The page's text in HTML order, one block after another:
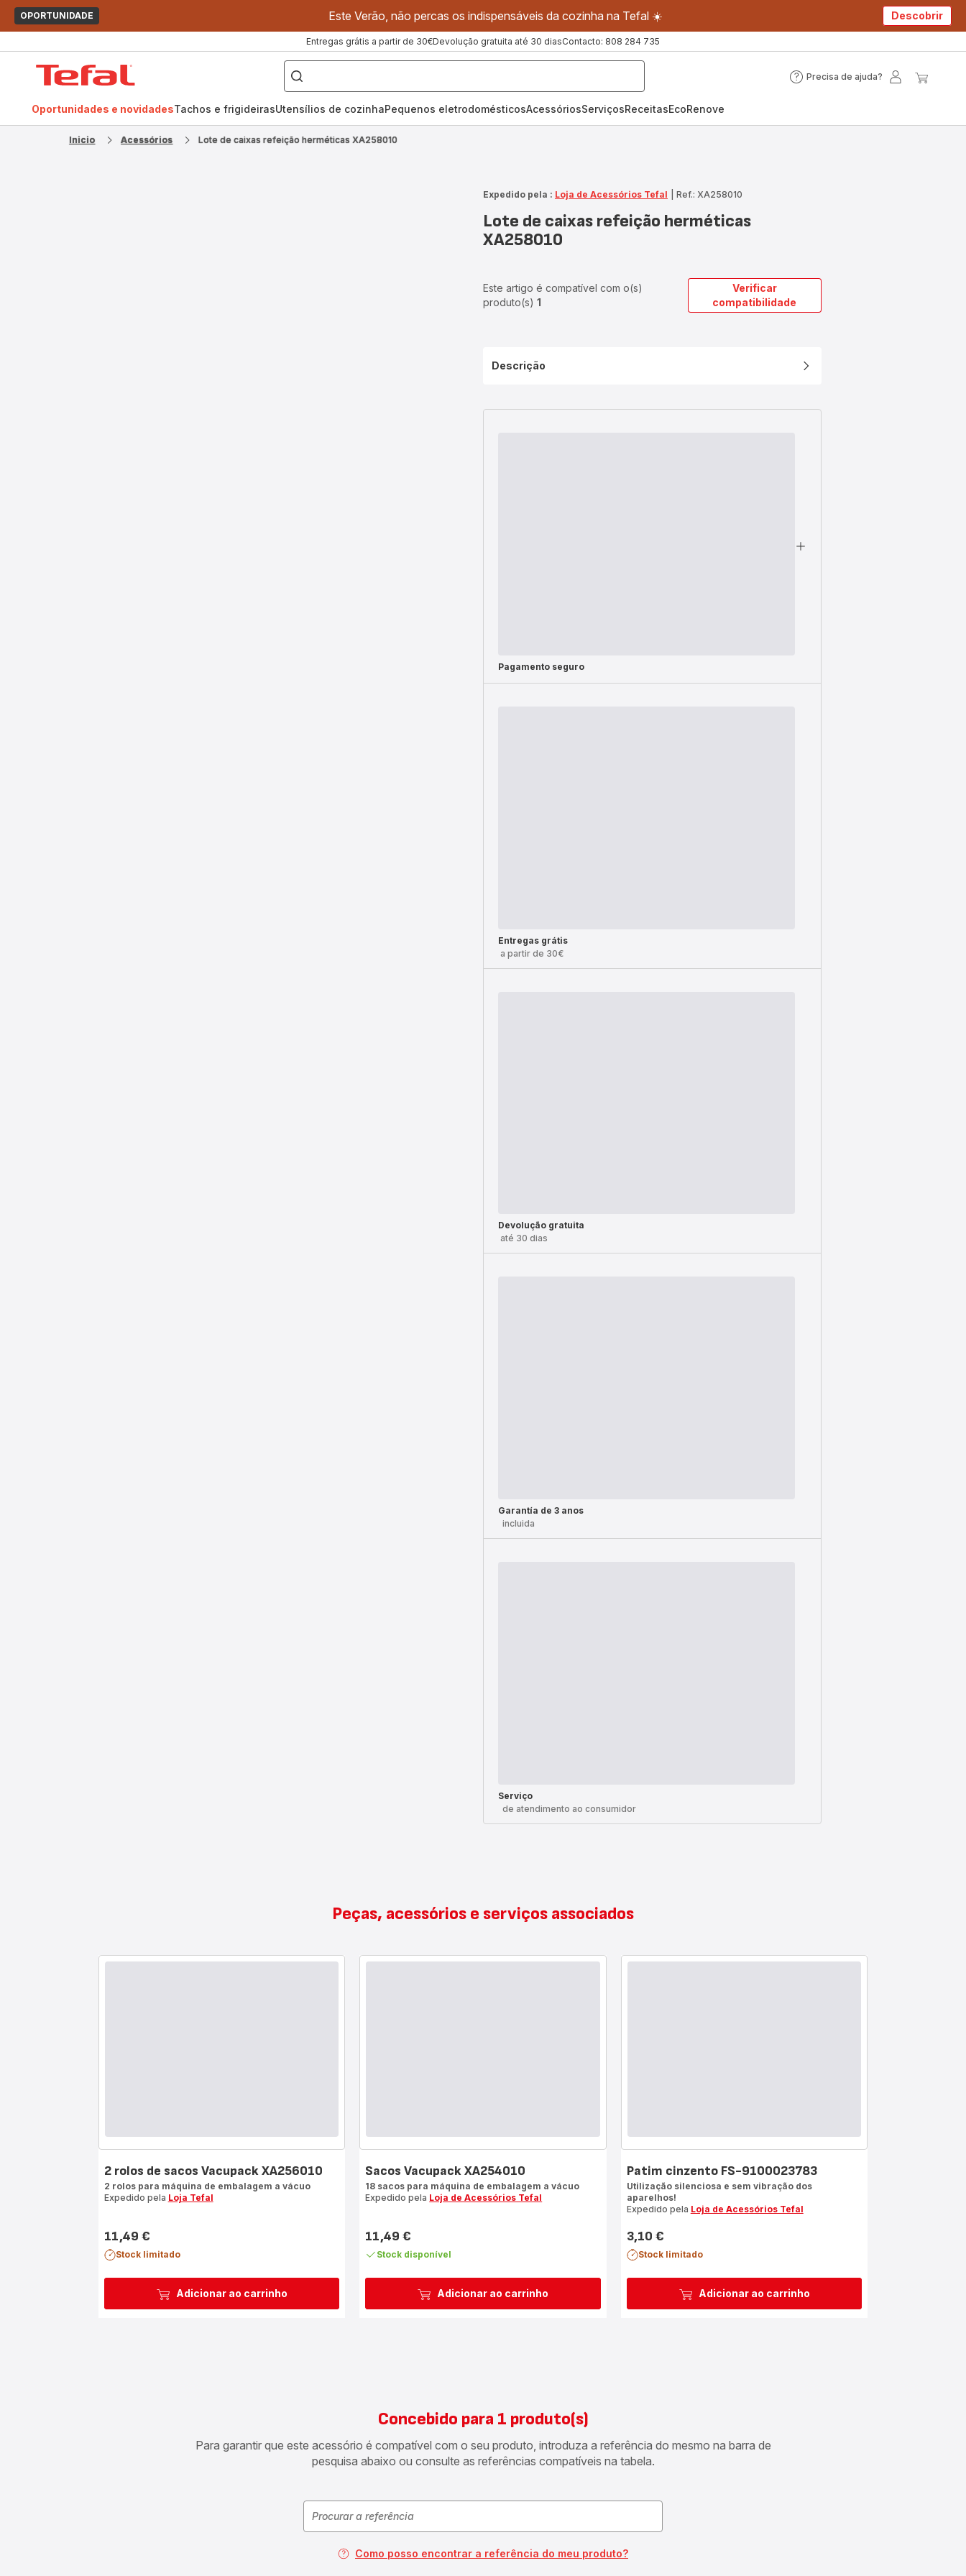
OPORTUNIDADE Este Verão, não percas os indispensáveis da cozinha na Tefal ☀️ Descobrir
Entregas grátis a partir de 30€Devolução gratuita até 30 diasContacto: 808 284 735
O
que
pretende
procurar?
Precisa de ajuda?
Precisa
Oportunidades e novidadesTachos e frigideirasUtensílios de cozinhaPequenos eletrodomésticosAcessóriosServiçosReceitasEcoRenove
Inicio Acessórios Lote de caixas refeição herméticas XA258010
Expedido pela : Loja de Acessórios Tefal Ref.: XA258010
Lote de caixas refeição herméticas
XA258010
Este artigo é compatível com o(s)
produto(s) 1
Verificar
compatibilidade
Descrição
Pagamento seguro
Entregas grátis
a partir de 30€
Devolução gratuita
até 30 dias
Garantía de 3 anos
incluida
Serviço
de atendimento ao consumidor
Peças, acessórios e serviços associados
Adicionar ao carrinho
2 rolos de sacos Vacupack XA256010
2 rolos para máquina de embalagem a vácuo
Expedido pela Loja Tefal
Preço
11,49 €
Stock limitado
Adicionar ao carrinho
Sacos Vacupack XA254010
18 sacos para máquina de embalagem a vácuo
Expedido pela Loja de Acessórios Tefal
Preço
11,49 €
Stock disponível
Adicionar ao carrinho
Patim cinzento FS-9100023783
Utilização silenciosa e sem vibração dos
aparelhos!
Expedido pela Loja de Acessórios Tefal
Preço
3,10 €
Stock limitado
Concebido para 1 produto(s)
Para garantir que este acessório é compatível com o seu produto, introduza a referência do mesmo na barra de
pesquisa abaixo ou consulte as referências compatíveis na tabela.
Como posso encontrar a referência do meu produto?